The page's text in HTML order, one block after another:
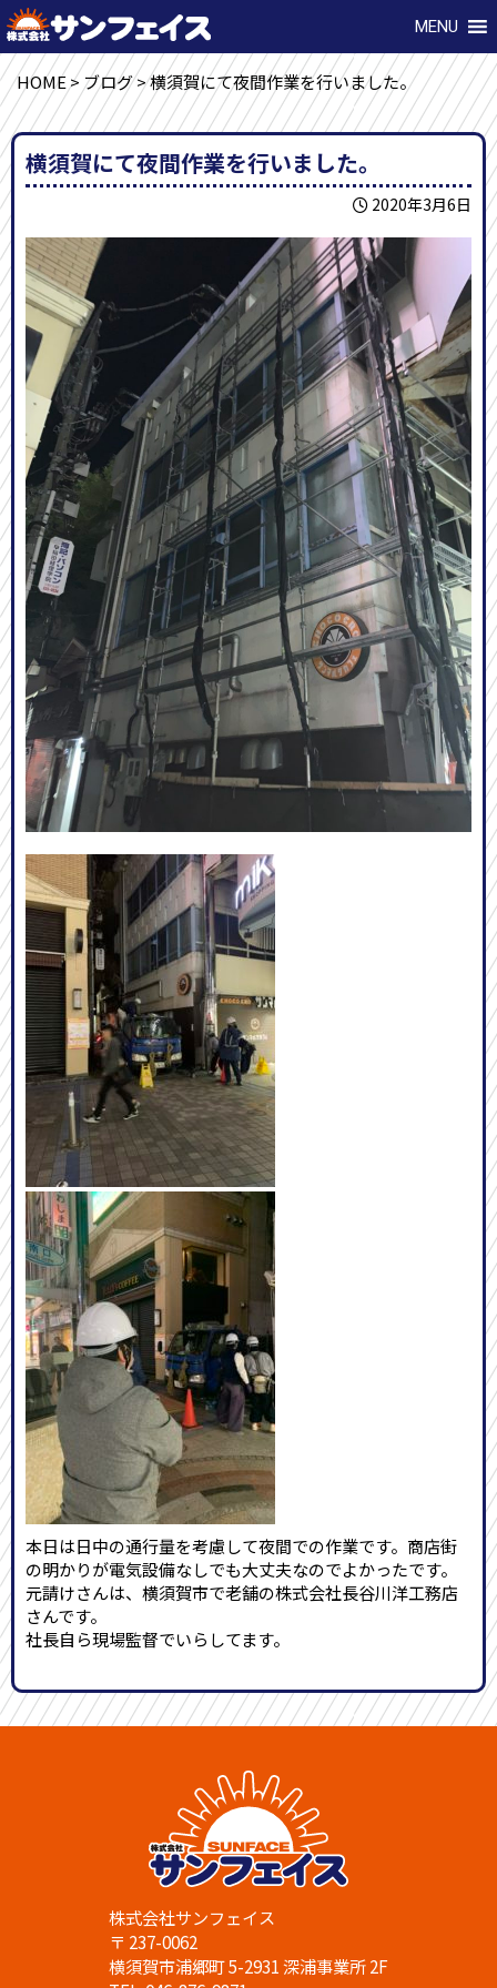
MENU
HOME> ブログ>横須賀にて夜間作業を行いました。
横須賀にて夜間作業を行いました。
2020年3月6日
本日は日中の通行量を考慮して夜間での作業です。商店街
の明かりが電気設備なしでも大丈夫なのでよかったです。
元請けさんは、横須賀市で老舗の株式会社長谷川洋工務店
さんです。
社長自ら現場監督でいらしてます。
株式会社サンフェイス
〒 237-0062
横須賀市浦郷町 5-2931 深浦事業所 2F